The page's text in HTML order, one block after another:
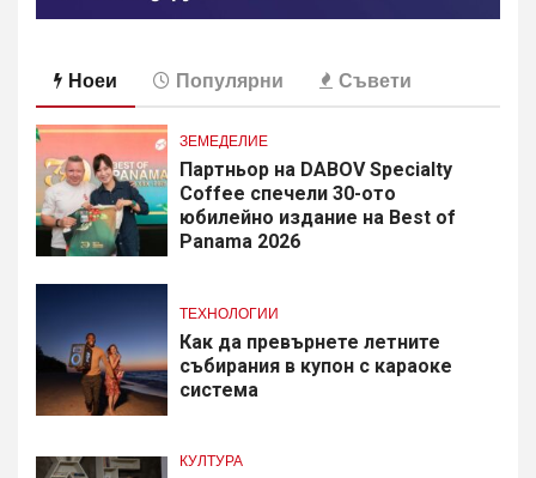
Ноеи Популярни Съвети
ЗЕМЕДЕЛИЕ
Партньор на DABOV Specialty
Coffee спечели 30-ото
юбилейно издание на Best of
Panama 2026
ТЕХНОЛОГИИ
Как да превърнете летните
събирания в купон с караоке
система
КУЛТУРА